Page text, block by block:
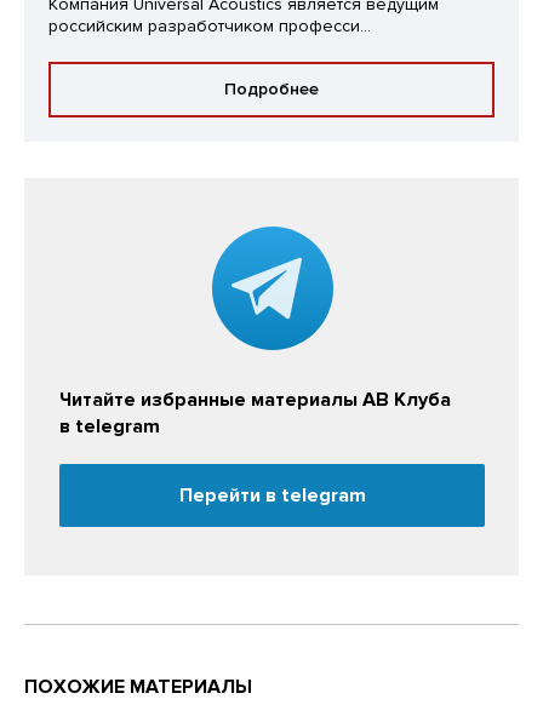
российским разработчиком професси...
Подробнее
Читайте избранные материалы АВ Клуба
в telegram
Перейти в telegram
ПОХОЖИЕ МАТЕРИАЛЫ